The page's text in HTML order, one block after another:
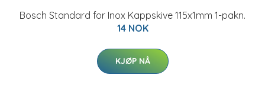
Bosch Standard for Inox Kappskive 115x1mm 1-pakn.
14 NOK
KJØP NÅ